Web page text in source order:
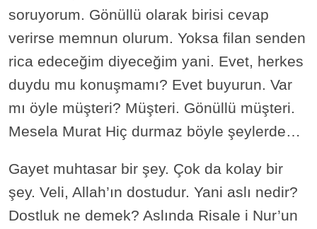
soruyorum. Gönüllü olarak birisi cevap
verirse memnun olurum. Yoksa filan senden
rica edeceğim diyeceğim yani. Evet, herkes
duydu mu konuşmamı? Evet buyurun. Var
mı öyle müşteri? Müşteri. Gönüllü müşteri.
Mesela Murat Hiç durmaz böyle şeylerde…
Gayet muhtasar bir şey. Çok da kolay bir
şey. Veli, Allah’ın dostudur. Yani aslı nedir?
Dostluk ne demek? Aslında Risale i Nur’un